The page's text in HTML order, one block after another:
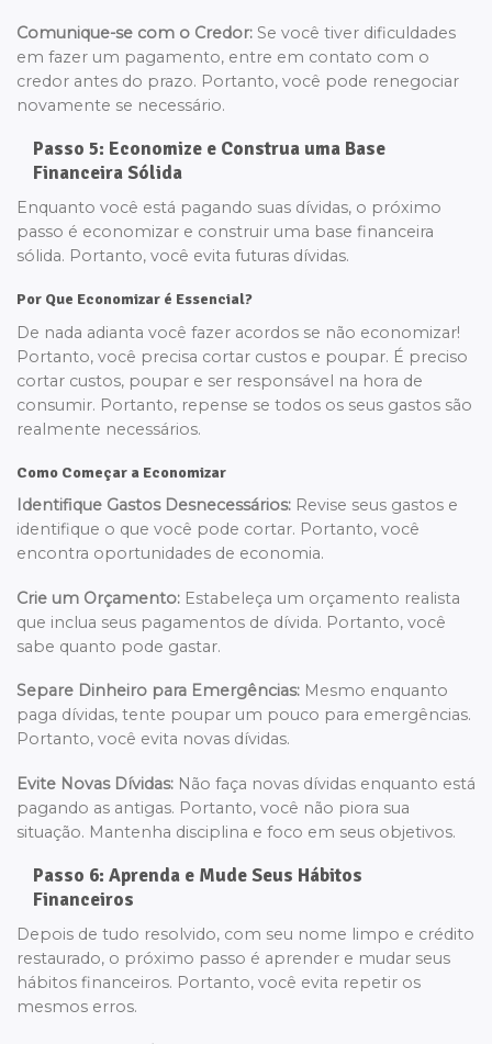
Comunique-se com o Credor: Se você tiver dificuldades
em fazer um pagamento, entre em contato com o
credor antes do prazo. Portanto, você pode renegociar
novamente se necessário.
Passo 5: Economize e Construa uma Base
Financeira Sólida
Enquanto você está pagando suas dívidas, o próximo
passo é economizar e construir uma base financeira
sólida. Portanto, você evita futuras dívidas.
Por Que Economizar é Essencial?
De nada adianta você fazer acordos se não economizar!
Portanto, você precisa cortar custos e poupar. É preciso
cortar custos, poupar e ser responsável na hora de
consumir. Portanto, repense se todos os seus gastos são
realmente necessários.
Como Começar a Economizar
Identifique Gastos Desnecessários: Revise seus gastos e
identifique o que você pode cortar. Portanto, você
encontra oportunidades de economia.
Crie um Orçamento: Estabeleça um orçamento realista
que inclua seus pagamentos de dívida. Portanto, você
sabe quanto pode gastar.
Separe Dinheiro para Emergências: Mesmo enquanto
paga dívidas, tente poupar um pouco para emergências.
Portanto, você evita novas dívidas.
Evite Novas Dívidas: Não faça novas dívidas enquanto está
pagando as antigas. Portanto, você não piora sua
situação. Mantenha disciplina e foco em seus objetivos.
Passo 6: Aprenda e Mude Seus Hábitos
Financeiros
Depois de tudo resolvido, com seu nome limpo e crédito
restaurado, o próximo passo é aprender e mudar seus
hábitos financeiros. Portanto, você evita repetir os
mesmos erros.